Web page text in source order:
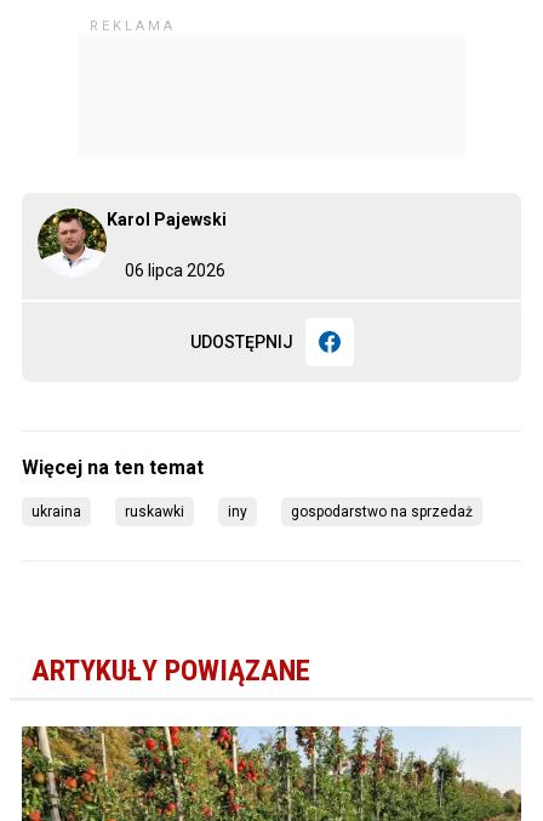
06 lipca 2026
Karol Pajewski
UDOSTĘPNIJ
ukraina ruskawki iny gospodarstwo na sprzedaż
ARTYKUŁY POWIĄZANE